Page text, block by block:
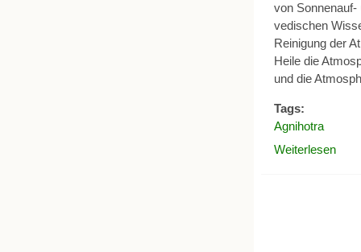
von Sonnenauf-
vedischen
Reinigung der
Heile die
und die
Tags:
Agnihotra
Weiterlesen